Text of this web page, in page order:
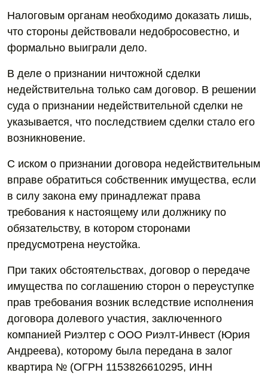
Налоговым органам необходимо доказать лишь,
что стороны действовали недобросовестно, и
формально выиграли дело.
В деле о признании ничтожной сделки
недействительна только сам договор. В решении
суда о признании недействительной сделки не
указывается, что последствием сделки стало его
возникновение.
С иском о признании договора недействительным
вправе обратиться собственник имущества, если
в силу закона ему принадлежат права
требования к настоящему или должнику по
обязательству, в котором сторонами
предусмотрена неустойка.
При таких обстоятельствах, договор о передаче
имущества по соглашению сторон о переуступке
прав требования возник вследствие исполнения
договора долевого участия, заключенного
компанией Риэлтер с ООО Риэлт-Инвест (Юрия
Андреева), которому была передана в залог
квартира № (ОГРН 1153826610295, ИНН